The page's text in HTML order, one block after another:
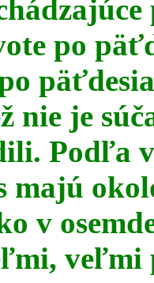
po
nie je
Podľa
v
veľmi